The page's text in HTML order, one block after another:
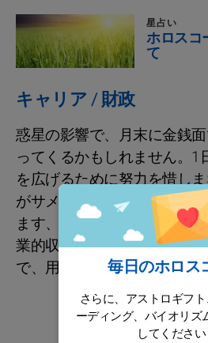
星占い
ホロスコ
て
キャリア / 財政
惑星の影響で、月末に金銭
ってくるかもしれません。1
を広げるために努力を惜し
がサメに変わることも？ギ
ます、適度に遊ぼう！ネプ
業的収入に不穏な空気をま
で、用心してください。
毎日のホロス
さらに、アストロギフ
ーディング、バイオリズ
してください